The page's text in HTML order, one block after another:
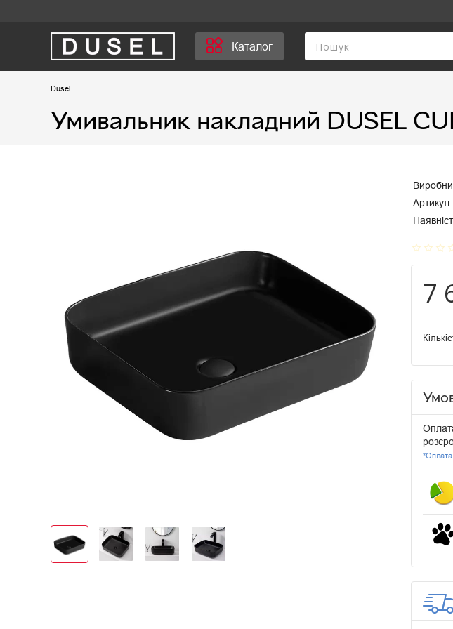
Каталог
Dusel
Умивальник накладний DUSEL
Артикул:
star_border star_border star_border
7
*Оплата